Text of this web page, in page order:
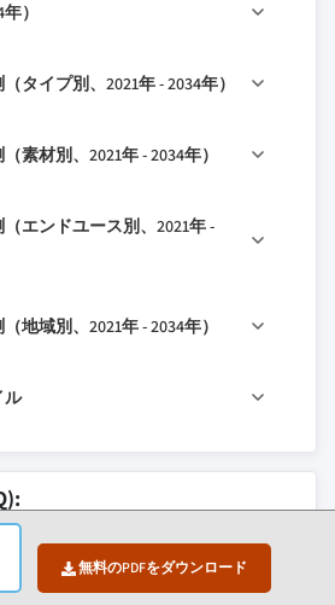
無料のPDFをダウンロード
の計算
ース
要因
個別化・手頃な義肢ソリューショ
3Dプリンティングと素材における
糖尿病、外傷、血管疾患による四
の落とし穴と課題
ャル分析
ケープ
レンド
）
ア分析
イヤーの競争分析
トリックス
タイプ別、2021年 - 2034年）
プ
素材別、2021年 - 2034年）
ン
エンドユース別、2021年 -
ク
地域別、2021年 - 2034年）
ダ
ル
and Orthotics
（Steeper Group）
Solutions
製造された義肢の市場規
すか？